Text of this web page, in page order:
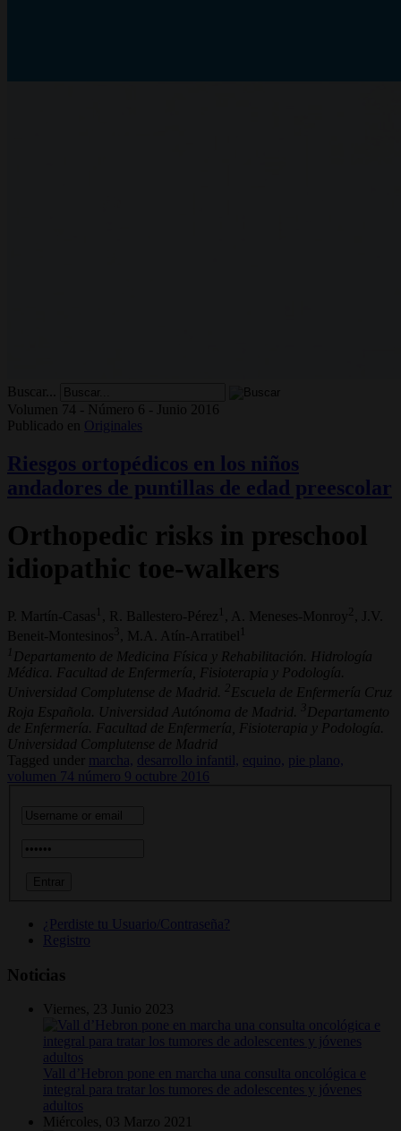
Buscar...
Volumen 74 - Número 6 - Junio 2016
Publicado en
Originales
Riesgos ortopédicos en los niños
andadores de puntillas de edad preescolar
Orthopedic risks in preschool
idiopathic toe-walkers
P. Martín-Casas 1 , R. Ballestero-Pérez 1 , A. Meneses-Monroy
, J.V.
Beneit-Montesinos 3 , M.A. Atín-Arratibel 1
1 Departamento de Medicina Física y Rehabilitación. Hidrología
Médica. Facultad de Enfermería, Fisioterapia y Podología.
Universidad Complutense de Madrid.
2 Escuela de Enfermería Cruz
Roja Española. Universidad Autónoma de Madrid.
3 Departamento
de Enfermería. Facultad de Enfermería, Fisioterapia y Podología.
Universidad Complutense de Madrid
Tagged under
marcha, desarrollo infantil, equino, pie plano,
volumen 74 número 9 octubre 2016
¿Perdiste tu Usuario/Contraseña?
Registro
Noticias
Viernes, 23 Junio 2023
Vall d’Hebron pone en marcha una consulta oncológica e
integral para tratar los tumores de adolescentes y jóvenes
adultos
Miércoles, 03 Marzo 2021